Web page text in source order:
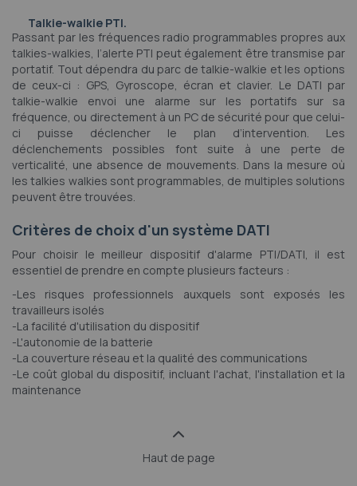
Talkie-walkie PTI.
Passant par les fréquences radio programmables propres aux
talkies-walkies, l’alerte PTI peut également être transmise par
portatif. Tout dépendra du parc de talkie-walkie et les options
de ceux-ci : GPS, Gyroscope, écran et clavier. Le DATI par
talkie-walkie envoi une alarme sur les portatifs sur sa
fréquence, ou directement à un PC de sécurité pour que celui-
ci puisse déclencher le plan d’intervention. Les
déclenchements possibles font suite à une perte de
verticalité, une absence de mouvements. Dans la mesure où
les talkies walkies sont programmables, de multiples solutions
peuvent être trouvées.
Critères de choix d'un système DATI
Pour choisir le meilleur dispositif d'alarme PTI/DATI, il est
essentiel de prendre en compte plusieurs facteurs :
-Les risques professionnels auxquels sont exposés les
travailleurs isolés
-La facilité d'utilisation du dispositif
-L'autonomie de la batterie
-La couverture réseau et la qualité des communications
-Le coût global du dispositif, incluant l'achat, l'installation et la
maintenance
Haut de page